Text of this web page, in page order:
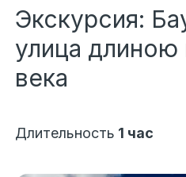
Экскурсия:
улица длиною
века
Длительность 1 час